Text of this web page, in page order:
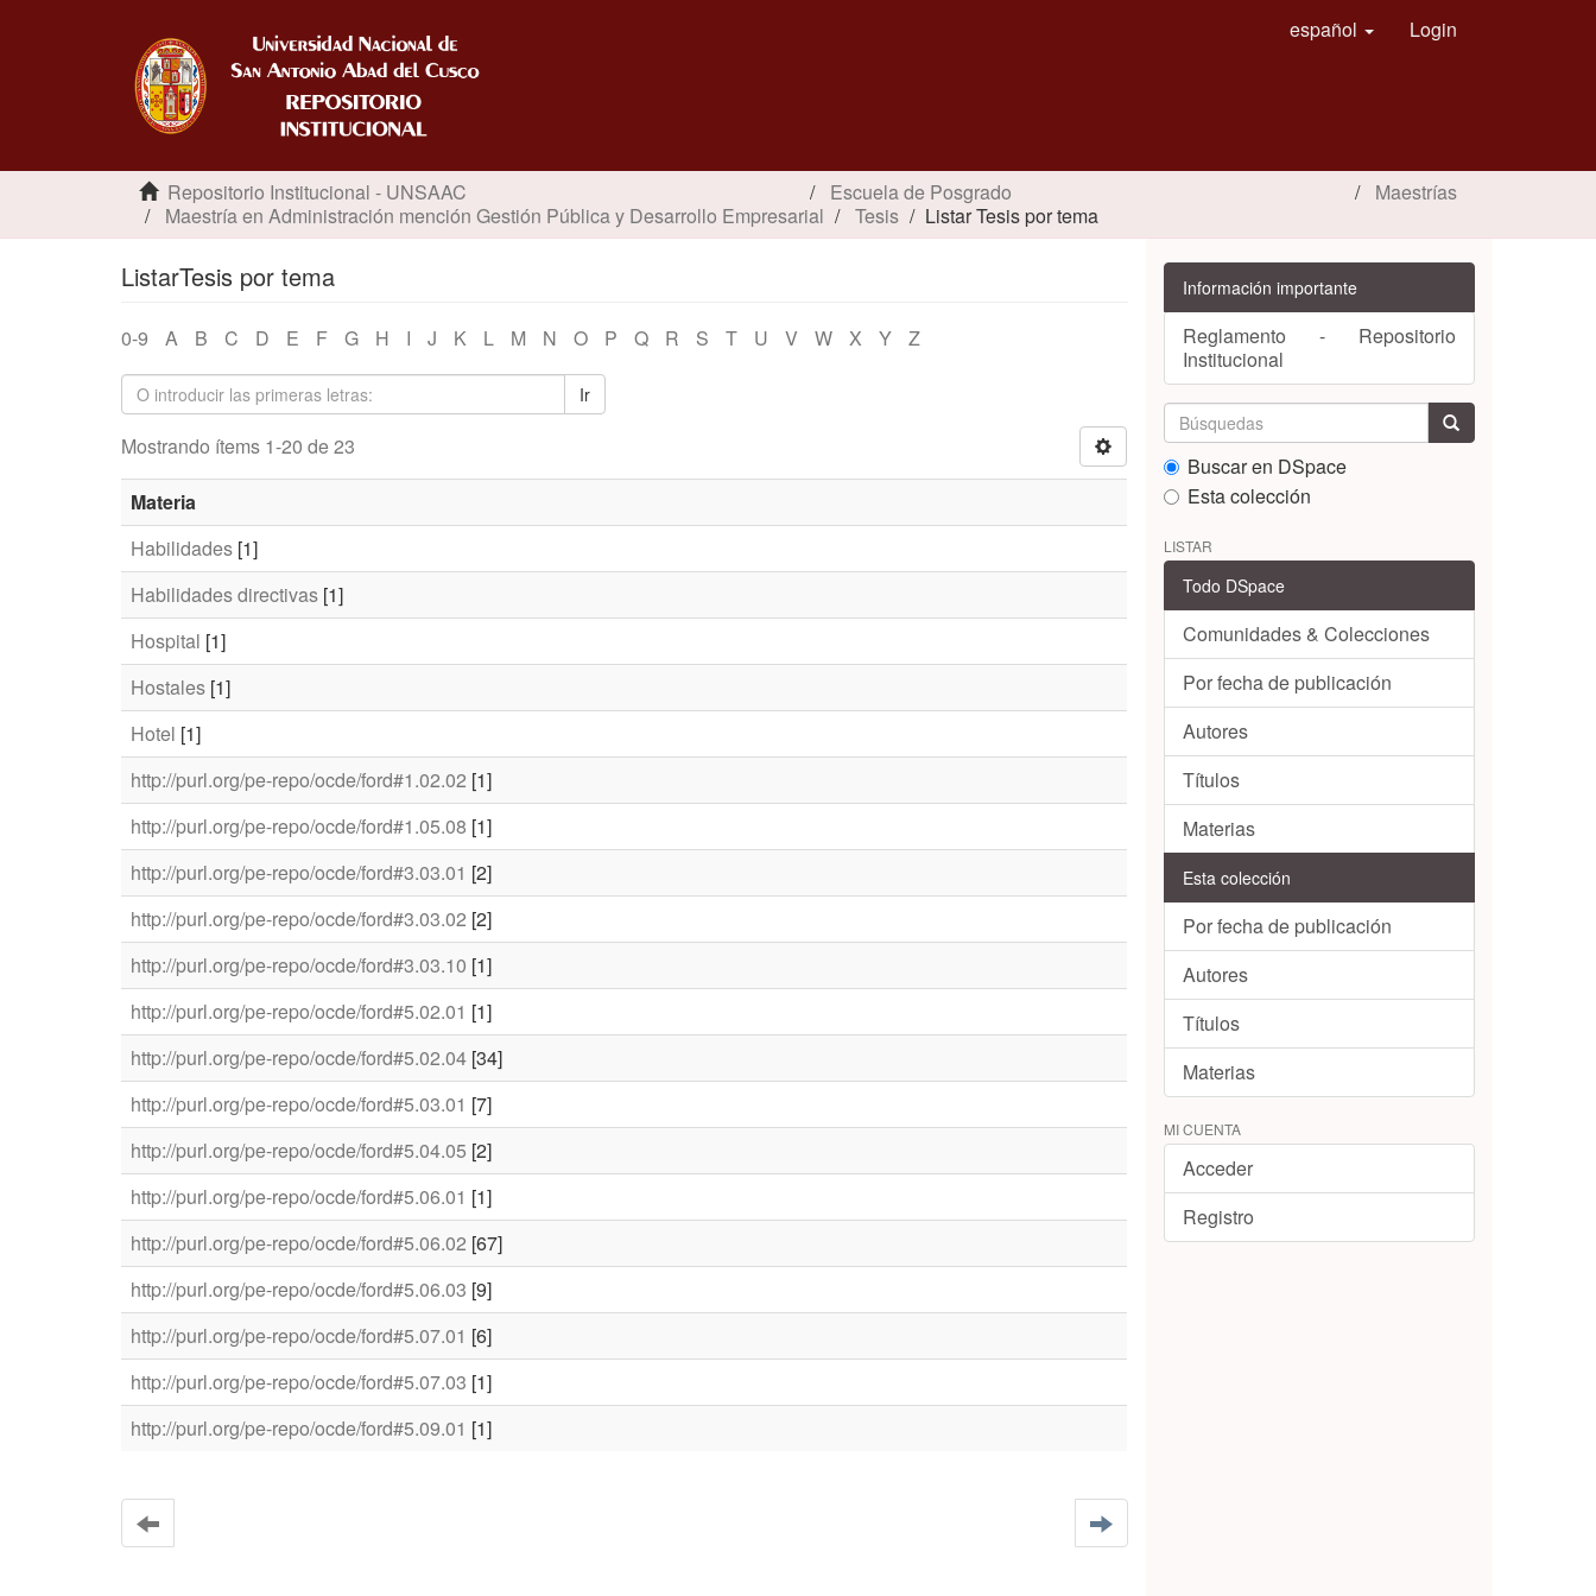
español Login
Repositorio Institucional - UNSAAC Escuela de Posgrado
Maestrías
Maestría en Administración mención Gestión Pública y Desarrollo Empresarial
Tesis Listar Tesis por tema
ListarTesis por tema
0-9 A B C D E F G H I J K L M N O P Q R S T U V W X Y Z
Ir
Mostrando ítems 1-20 de 23
Materia
Habilidades [1]
Habilidades directivas [1]
Hospital [1]
Hostales [1]
Hotel [1]
http://purl.org/pe-repo/ocde/ford#1.02.02 [1]
http://purl.org/pe-repo/ocde/ford#1.05.08 [1]
http://purl.org/pe-repo/ocde/ford#3.03.01 [2]
http://purl.org/pe-repo/ocde/ford#3.03.02 [2]
http://purl.org/pe-repo/ocde/ford#3.03.10 [1]
http://purl.org/pe-repo/ocde/ford#5.02.01 [1]
http://purl.org/pe-repo/ocde/ford#5.02.04 [34]
http://purl.org/pe-repo/ocde/ford#5.03.01 [7]
http://purl.org/pe-repo/ocde/ford#5.04.05 [2]
http://purl.org/pe-repo/ocde/ford#5.06.01 [1]
http://purl.org/pe-repo/ocde/ford#5.06.02 [67]
http://purl.org/pe-repo/ocde/ford#5.06.03 [9]
http://purl.org/pe-repo/ocde/ford#5.07.01 [6]
http://purl.org/pe-repo/ocde/ford#5.07.03 [1]
http://purl.org/pe-repo/ocde/ford#5.09.01 [1]
Información importante
Reglamento - Repositorio
Institucional
Buscar en DSpace
Esta colección
LISTAR
Todo DSpace
Comunidades & Colecciones
Por fecha de publicación
Autores
Títulos
Materias
Esta colección
Por fecha de publicación
Autores
Títulos
Materias
MI CUENTA
Acceder
Registro